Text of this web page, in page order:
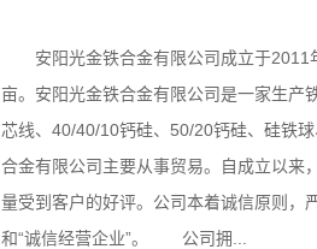
安阳光金铁合金有限公司成立于2011
亩。安阳光金铁合金有限公司是一家生产
芯线、40/40/10钙硅、50/20钙硅、硅铁
合金有限公司主要从事贸易。自成立以来
量受到客户的好评。公司本着诚信原则，
和“诚信经营企业”。 公司拥...